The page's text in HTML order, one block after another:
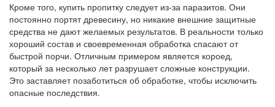
Кроме того, купить пропитку следует из-за паразитов. Они
постоянно портят древесину, но никакие внешние защитные
средства не дают желаемых результатов. В реальности только
хороший состав и своевременная обработка спасают от
быстрой порчи. Отличным примером является короед,
который за несколько лет разрушает сложные конструкции.
Это заставляет позаботиться об обработке, чтобы исключить
опасные последствия.